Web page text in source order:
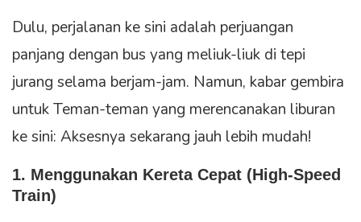
Dulu, perjalanan ke sini adalah perjuangan
panjang dengan bus yang meliuk-liuk di tepi
jurang selama berjam-jam. Namun, kabar gembira
untuk Teman-teman yang merencanakan liburan
ke sini: Aksesnya sekarang jauh lebih mudah!
1. Menggunakan Kereta Cepat (High-Speed
Train)